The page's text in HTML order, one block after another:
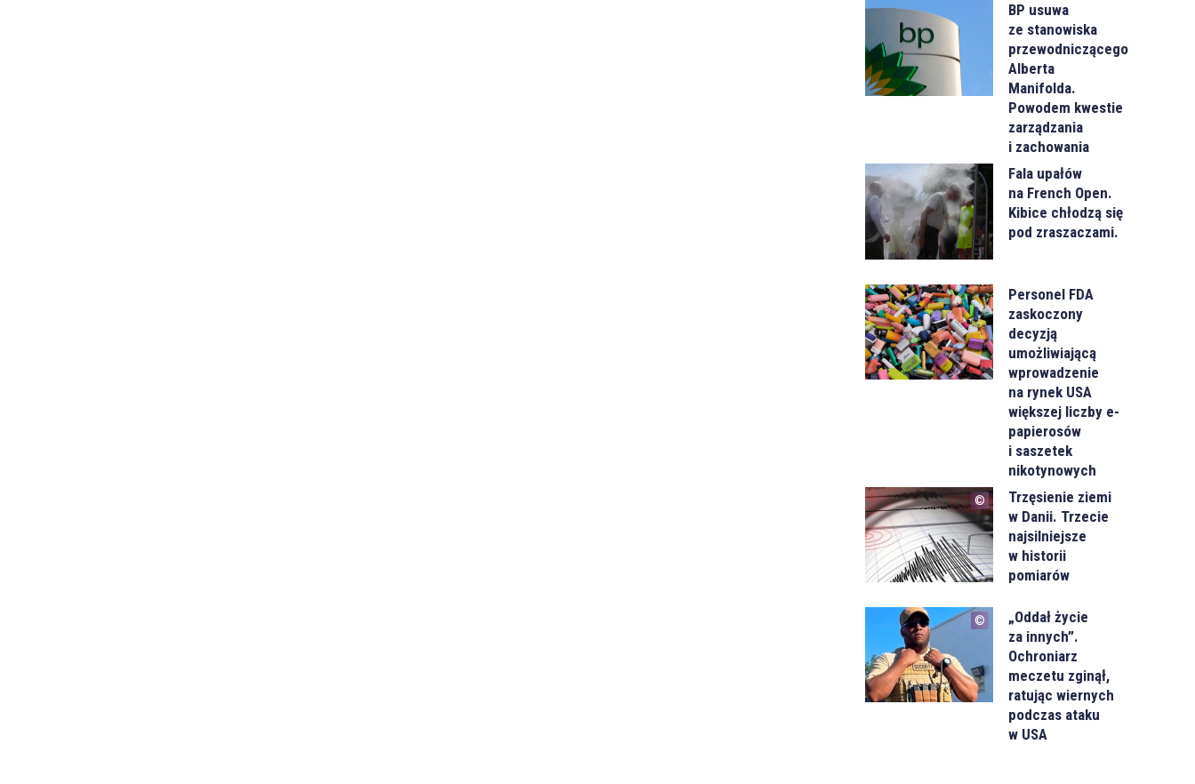
BP usuwa
ze stanowiska
przewodniczącego
Alberta
Manifolda.
Powodem kwestie
zarządzania
i zachowania
Fala upałów
na French Open.
Kibice chłodzą się
pod zraszaczami.
Personel FDA
zaskoczony
decyzją
umożliwiającą
wprowadzenie
na rynek USA
większej liczby e-
papierosów
i saszetek
nikotynowych
Trzęsienie ziemi
w Danii. Trzecie
najsilniejsze
w historii
pomiarów
„Oddał życie
za innych”.
Ochroniarz
meczetu zginął,
ratując wiernych
podczas ataku
w USA